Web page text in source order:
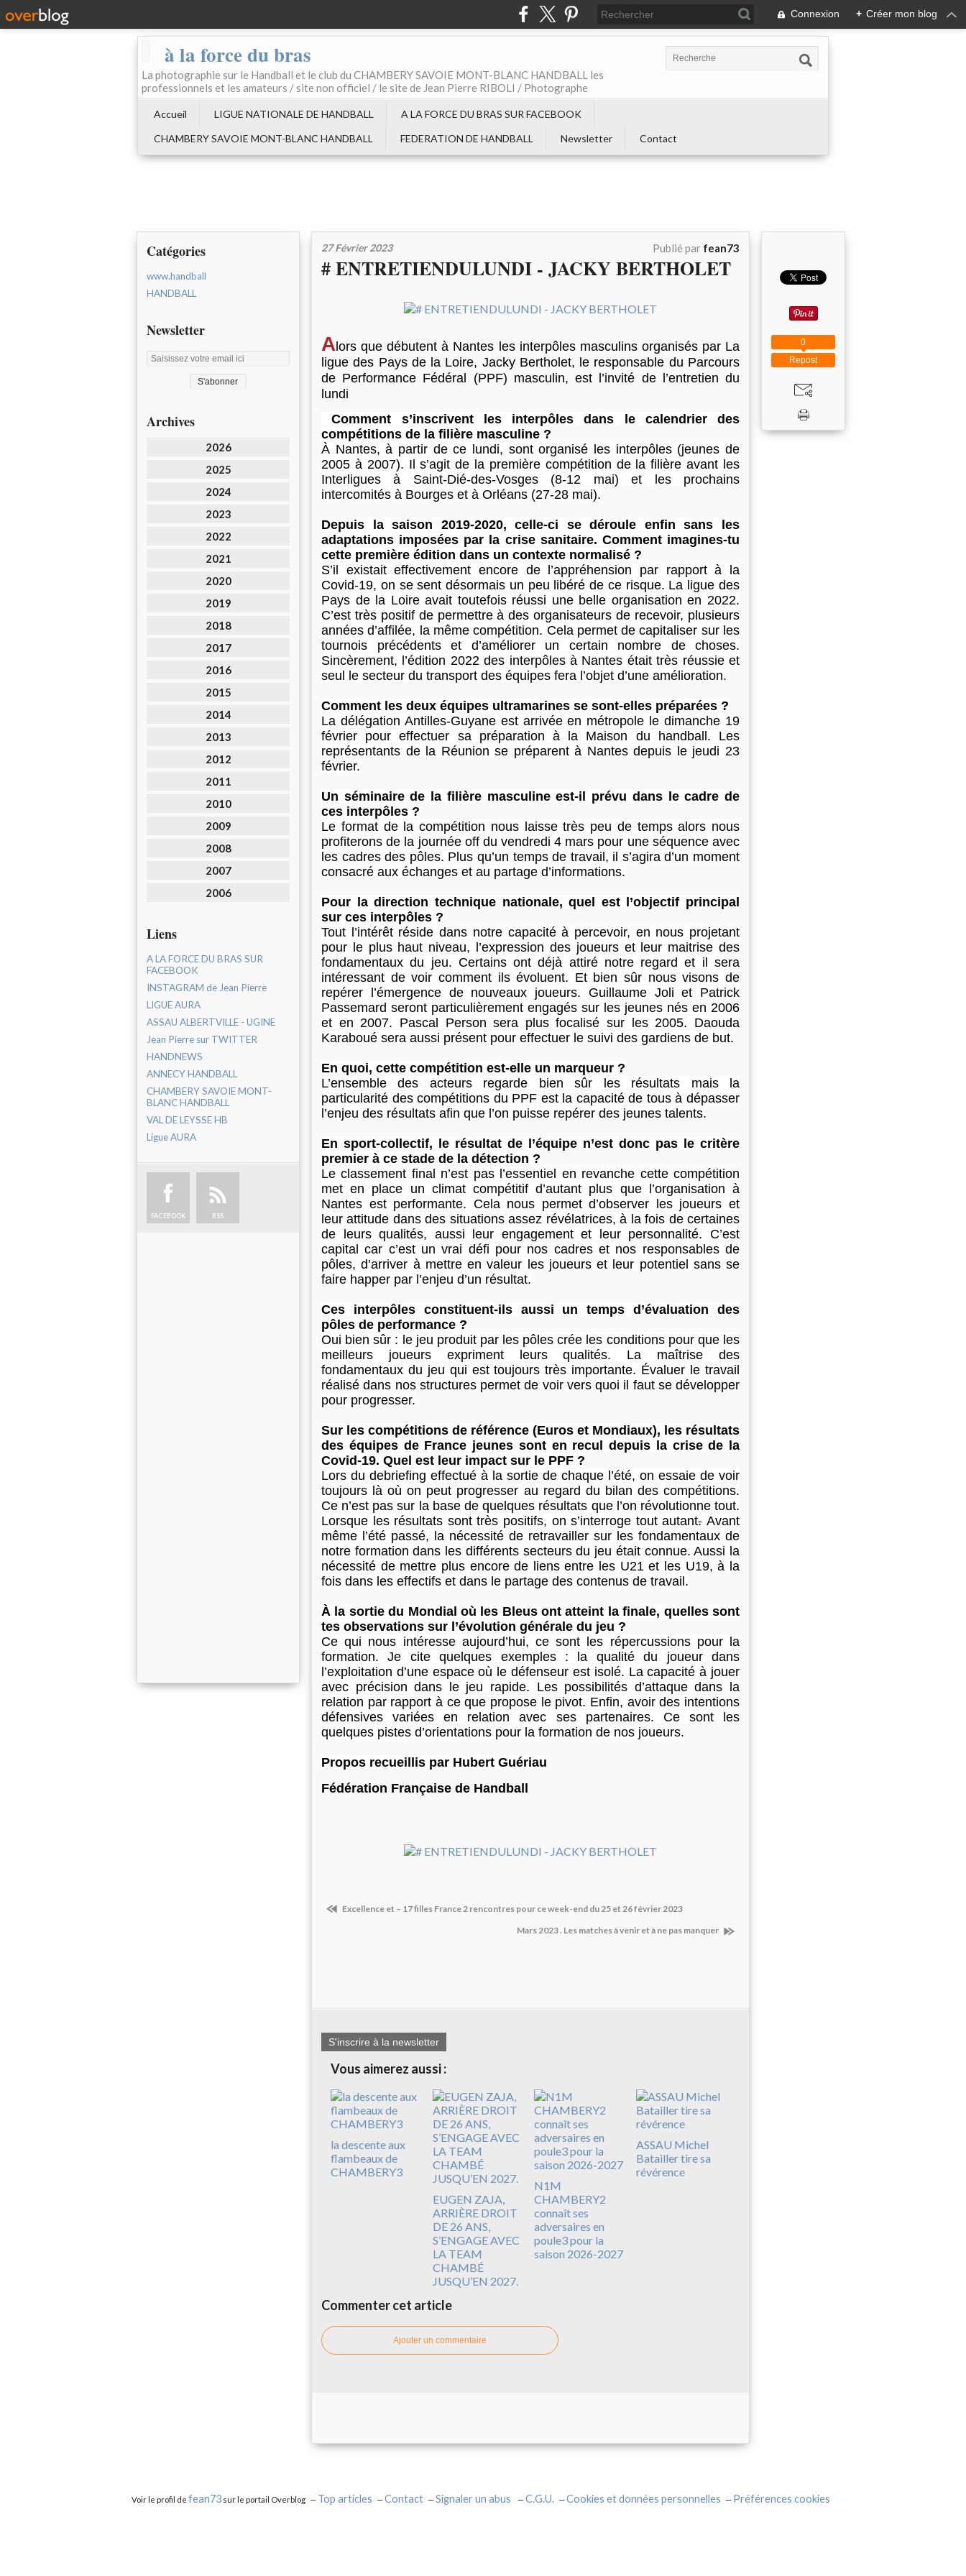
Connexion + Créer mon blog
à la force du bras
La photographie sur le Handball et le club du CHAMBERY SAVOIE MONT-BLANC HANDBALL les
professionnels et les amateurs / site non officiel / le site de Jean Pierre RIBOLI / Photographe
Accueil LIGUE NATIONALE DE HANDBALL
A LA FORCE DU BRAS SUR FACEBOOK
CHAMBERY SAVOIE MONT-BLANC HANDBALL
FEDERATION DE HANDBALL Newsletter Contact
Catégories
www.handball
HANDBALL
Newsletter
Archives
2026
2025
2024
2023
2022
2021
2020
2019
2018
2017
2016
2015
2014
2013
2012
2011
2010
2009
2008
2007
2006
Liens
A LA FORCE DU BRAS SUR
FACEBOOK
INSTAGRAM de Jean Pierre
LIGUE AURA
ASSAU ALBERTVILLE - UGINE
Jean Pierre sur TWITTER
HANDNEWS
ANNECY HANDBALL
CHAMBERY SAVOIE MONT-
BLANC HANDBALL
VAL DE LEYSSE HB
Ligue AURA
FACEBOOK RSS
27 Février 2023 Publié par fean73
# ENTRETIENDULUNDI - JACKY BERTHOLET
A lors que débutent à Nantes les interpôles masculins organisés par La
ligue des Pays de la Loire, Jacky Bertholet, le responsable du Parcours
de Performance Fédéral (PPF) masculin, est l’invité de l’entretien du
lundi
Comment s’inscrivent les interpôles dans le calendrier des
compétitions de la filière masculine ?
À Nantes, à partir de ce lundi, sont organisé les interpôles (jeunes de
2005 à 2007). Il s’agit de la première compétition de la filière avant les
Interligues à Saint-Dié-des-Vosges (8-12 mai) et les prochains
intercomités à Bourges et à Orléans (27-28 mai).
Depuis la saison 2019-2020, celle-ci se déroule enfin sans les
adaptations imposées par la crise sanitaire. Comment imagines-tu
cette première édition dans un contexte normalisé ?
S’il existait effectivement encore de l’appréhension par rapport à la
Covid-19, on se sent désormais un peu libéré de ce risque. La ligue des
Pays de la Loire avait toutefois réussi une belle organisation en 2022.
C’est très positif de permettre à des organisateurs de recevoir, plusieurs
années d’affilée, la même compétition. Cela permet de capitaliser sur les
tournois précédents et d’améliorer un certain nombre de choses.
Sincèrement, l’édition 2022 des interpôles à Nantes était très réussie et
seul le secteur du transport des équipes fera l’objet d’une amélioration.
Comment les deux équipes ultramarines se sont-elles préparées ?
La délégation Antilles-Guyane est arrivée en métropole le dimanche 19
février pour effectuer sa préparation à la Maison du handball. Les
représentants de la Réunion se préparent à Nantes depuis le jeudi 23
février.
Un séminaire de la filière masculine est-il prévu dans le cadre de
ces interpôles ?
Le format de la compétition nous laisse très peu de temps alors nous
profiterons de la journée off du vendredi 4 mars pour une séquence avec
les cadres des pôles. Plus qu’un temps de travail, il s’agira d’un moment
consacré aux échanges et au partage d’informations.
Pour la direction technique nationale, quel est l’objectif principal
sur ces interpôles ?
Tout l’intérêt réside dans notre capacité à percevoir, en nous projetant
pour le plus haut niveau, l’expression des joueurs et leur maitrise des
fondamentaux du jeu. Certains ont déjà attiré notre regard et il sera
intéressant de voir comment ils évoluent. Et bien sûr nous visons de
repérer l’émergence de nouveaux joueurs. Guillaume Joli et Patrick
Passemard seront particulièrement engagés sur les jeunes nés en 2006
et en 2007. Pascal Person sera plus focalisé sur les 2005. Daouda
Karaboué sera aussi présent pour effectuer le suivi des gardiens de but.
En quoi, cette compétition est-elle un marqueur ?
L’ensemble des acteurs regarde bien sûr les résultats mais la
particularité des compétitions du PPF est la capacité de tous à dépasser
l’enjeu des résultats afin que l’on puisse repérer des jeunes talents.
En sport-collectif, le résultat de l’équipe n’est donc pas le critère
premier à ce stade de la détection ?
Le classement final n’est pas l’essentiel en revanche cette compétition
met en place un climat compétitif d’autant plus que l’organisation à
Nantes est performante. Cela nous permet d’observer les joueurs et
leur attitude dans des situations assez révélatrices, à la fois de certaines
de leurs qualités, aussi leur engagement et leur personnalité. C’est
capital car c’est un vrai défi pour nos cadres et nos responsables de
pôles, d’arriver à mettre en valeur les joueurs et leur potentiel sans se
faire happer par l’enjeu d’un résultat.
Ces interpôles constituent-ils aussi un temps d’évaluation des
pôles de performance ?
Oui bien sûr : le jeu produit par les pôles crée les conditions pour que les
meilleurs joueurs expriment leurs qualités. La maîtrise des
fondamentaux du jeu qui est toujours très importante. Évaluer le travail
réalisé dans nos structures permet de voir vers quoi il faut se développer
pour progresser.
Sur les compétitions de référence (Euros et Mondiaux), les résultats
des équipes de France jeunes sont en recul depuis la crise de la
Covid-19. Quel est leur impact sur le PPF ?
Lors du debriefing effectué à la sortie de chaque l’été, on essaie de voir
toujours là où on peut progresser au regard du bilan des compétitions.
Ce n’est pas sur la base de quelques résultats que l’on révolutionne tout.
Lorsque les résultats sont très positifs, on s’interroge tout autant.Avant
même l’été passé, la nécessité de retravailler sur les fondamentaux de
notre formation dans les différents secteurs du jeu était connue. Aussi la
nécessité de mettre plus encore de liens entre les U21 et les U19, à la
fois dans les effectifs et dans le partage des contenus de travail.
À la sortie du Mondial où les Bleus ont atteint la finale, quelles sont
tes observations sur l’évolution générale du jeu ?
Ce qui nous intéresse aujourd’hui, ce sont les répercussions pour la
formation. Je cite quelques exemples : la qualité du joueur dans
l’exploitation d’une espace où le défenseur est isolé. La capacité à jouer
avec précision dans le jeu rapide. Les possibilités d’attaque dans la
relation par rapport à ce que propose le pivot. Enfin, avoir des intentions
défensives variées en relation avec ses partenaires. Ce sont les
quelques pistes d’orientations pour la formation de nos joueurs.
Propos recueillis par Hubert Guériau
Fédération Française de Handball
Excellence et – 17 filles France 2 rencontres pour ce week-end du 25 et 26 février 2023
Mars 2023 . Les matches à venir et à ne pas manquer
S'inscrire à la newsletter
Vous aimerez aussi :
la descente aux
flambeaux de
CHAMBERY3
EUGEN ZAJA,
ARRIÈRE DROIT
DE 26 ANS,
S’ENGAGE AVEC
LA TEAM
CHAMBÉ
JUSQU’EN 2027.
N1M
CHAMBERY2
connaît ses
adversaires en
poule3 pour la
saison 2026-2027
ASSAU Michel
Batailler tire sa
révérence
Commenter cet article
Ajouter un commentaire
Repost
0
Voir le profil de fean73 sur le portail Overblog Top articles Contact Signaler un abus C.G.U. Cookies et données personnelles Préférences cookies